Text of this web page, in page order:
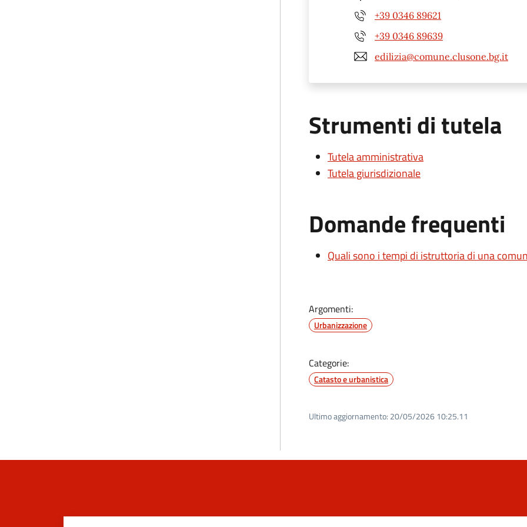
+39 0346 89621
+39 0346 89639
edilizia@comune.clusone.bg.it
Strumenti di tutela
Tutela amministrativa
Tutela giurisdizionale
Domande frequenti
Quali sono i tempi di istruttoria di una
Argomenti:
Urbanizzazione
Categorie:
Catasto e urbanistica
Ultimo aggiornamento: 20/05/2026 10:25.11